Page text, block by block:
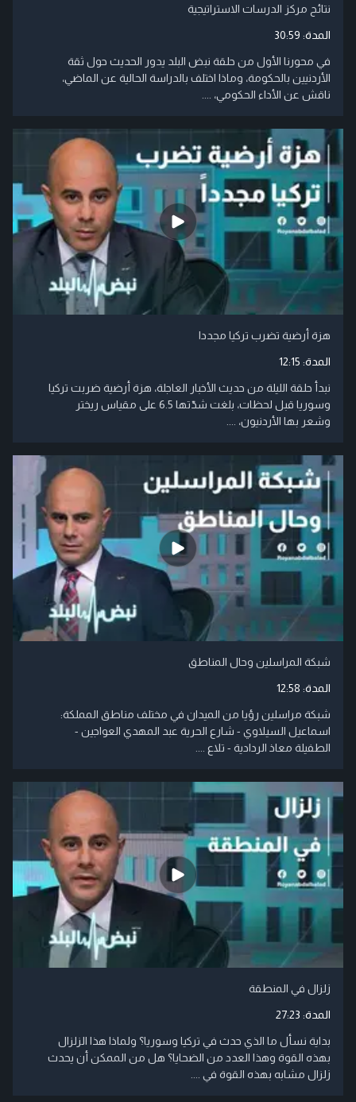
نتائح مركز الدرسات الاستراتيجية
المدة: 30:59
في محورنا الأول من حلقة نبض البلد يدور الحديث حول ثقة
الأردنيين بالحكومة، وماذا اختلف بالدراسة الحالية عن الماضي،
ناقش عن الأداء الحكومي، ....
هزة أرضية تضرب تركيا مجددا
المدة: 12:15
نبدأ حلقة الليلة من حديث الأخبار العاجلة، هزة أرضية ضربت تركيا
وسوريا قبل لحظات، بلغت شدّتها 6.5 على مقياس ريختر
وشعر بها الأردنيون، ....
شبكة المراسلين وحال المناطق
المدة: 12:58
شبكة مراسلين رؤيا من الميدان في مختلف مناطق المملكة:
اسماعيل السيلاوي - شارع الحرية عبد المهدي العواجين -
الطفيلة معاذ الردادية - تلاع ....
زلزال في المنطقة
المدة: 27:23
بداية نسأل ما الذي حدث في تركيا وسوريا؟ ولماذا هذا الزلزال
بهذه القوة وهذا العدد من الضحايا؟ هل من الممكن أن يحدث
زلزال مشابه بهذه القوة في ....